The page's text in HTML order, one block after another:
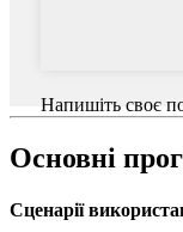
Напишіть своє
Основні
Сценарії